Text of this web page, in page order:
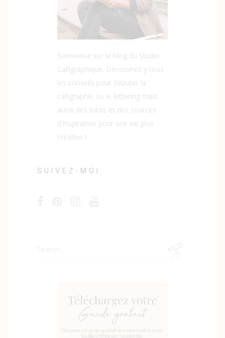
Bienvenue sur le blog du Studio
Calligraphique. Découvrez-y tous
les conseils pour débuter la
calligraphie ou le lettering mais
aussi des tutos et des sources
d'inspiration pour une vie plus
créative !
SUIVEZ-MOI
Search